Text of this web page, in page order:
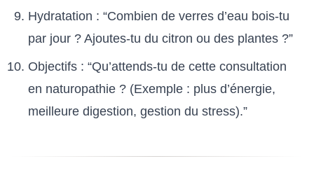
Hydratation : “Combien de verres d’eau bois-tu
par jour ? Ajoutes-tu du citron ou des plantes ?”
Objectifs : “Qu’attends-tu de cette consultation
en naturopathie ? (Exemple : plus d’énergie,
meilleure digestion, gestion du stress).”